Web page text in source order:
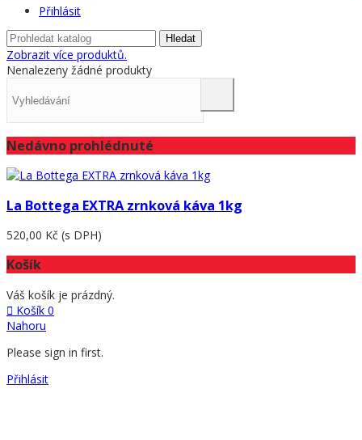
Přihlásit
Hledat
Zobrazit více produktů.
Nenalezeny žádné produkty
Nedávno prohlédnuté
La Bottega EXTRA zrnková káva 1kg
520,00 Kč (s DPH)
Košík
Váš košík je prázdný.
Košík 0
Nahoru
Please sign in first.
Přihlásit